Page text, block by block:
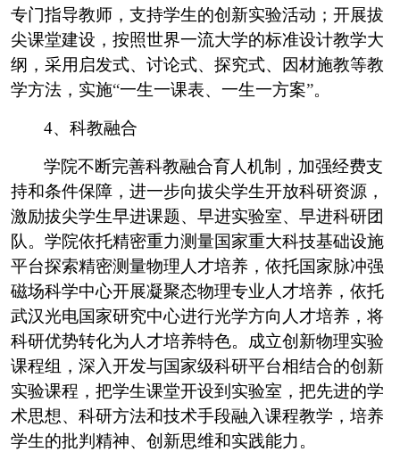
专门指导教师，支持学生的创新实验活动；开展拔
尖课堂建设，按照世界一流大学的标准设计教学大
纲，采用启发式、讨论式、探究式、因材施教等教
学方法，实施“一生一课表、一生一方案”。
4、科教融合
学院不断完善科教融合育人机制，加强经费支
持和条件保障，进一步向拔尖学生开放科研资源，
激励拔尖学生早进课题、早进实验室、早进科研团
队。学院依托精密重力测量国家重大科技基础设施
平台探索精密测量物理人才培养，依托国家脉冲强
磁场科学中心开展凝聚态物理专业人才培养，依托
武汉光电国家研究中心进行光学方向人才培养，将
科研优势转化为人才培养特色。成立创新物理实验
课程组，深入开发与国家级科研平台相结合的创新
实验课程，把学生课堂开设到实验室，把先进的学
术思想、科研方法和技术手段融入课程教学，培养
学生的批判精神、创新思维和实践能力。